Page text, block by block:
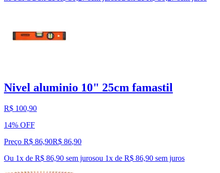
Nivel aluminio 10" 25cm famastil
R$ 100,90
14% OFF
Preço R$ 86,90R$ 86,90
Ou 1x de R$ 86,90 sem jurosou 1x de R$ 86,90 sem juros